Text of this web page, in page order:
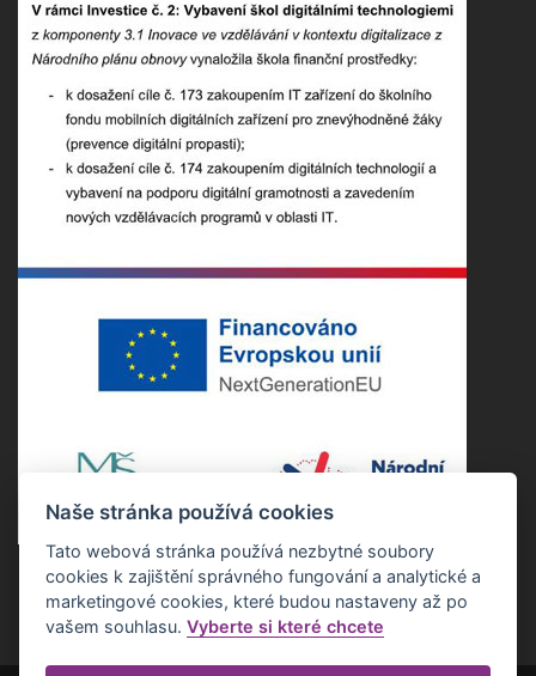
Naše stránka používá cookies
Tato webová stránka používá nezbytné soubory
cookies k zajištění správného fungování a analytické a
marketingové cookies, které budou nastaveny až po
vašem souhlasu.Vyberte si které chcete